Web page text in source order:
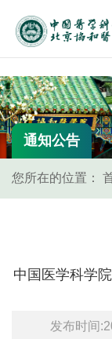
通知公告
您所在的位置：
中国医学科学
发布时间